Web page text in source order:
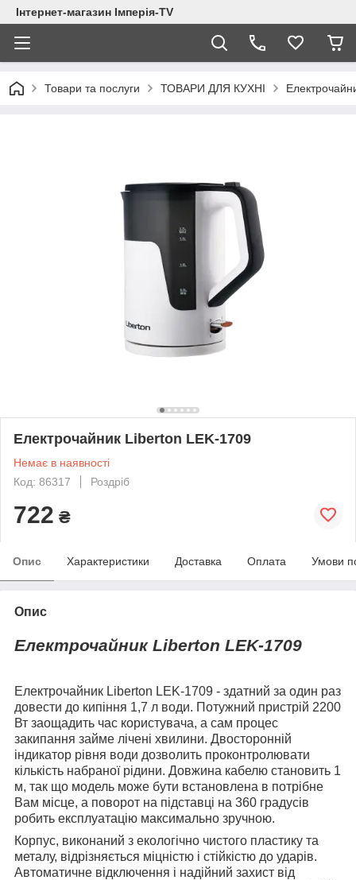
Інтернет-магазин Імперія-TV
Товари та послуги ТОВАРИ ДЛЯ КУХНІ
Електрочайник Liberton LEK-1709
Немає в наявності
Код: 86317
Роздріб
722 ₴
Опис Характеристики Доставка Оплата Умови
Опис
Електрочайник Liberton LEK-1709
Електрочайник Liberton LEK-1709 - здатний за один раз
довести до кипіння 1,7 л води. Потужний пристрій 2200
Вт заощадить час користувача, а сам процес
закипання займе лічені хвилини. Двосторонній
індикатор рівня води дозволить проконтролювати
кількість набраної рідини. Довжина кабелю становить 1
м, так що модель може бути встановлена в потрібне
Вам місце, а поворот на підставці на 360 градусів
робить експлуатацію максимально зручною.
Корпус, виконаний з екологічно чистого пластику та
металу, відрізняється міцністю і стійкістю до ударів.
Автоматичне відключення і надійний захист від